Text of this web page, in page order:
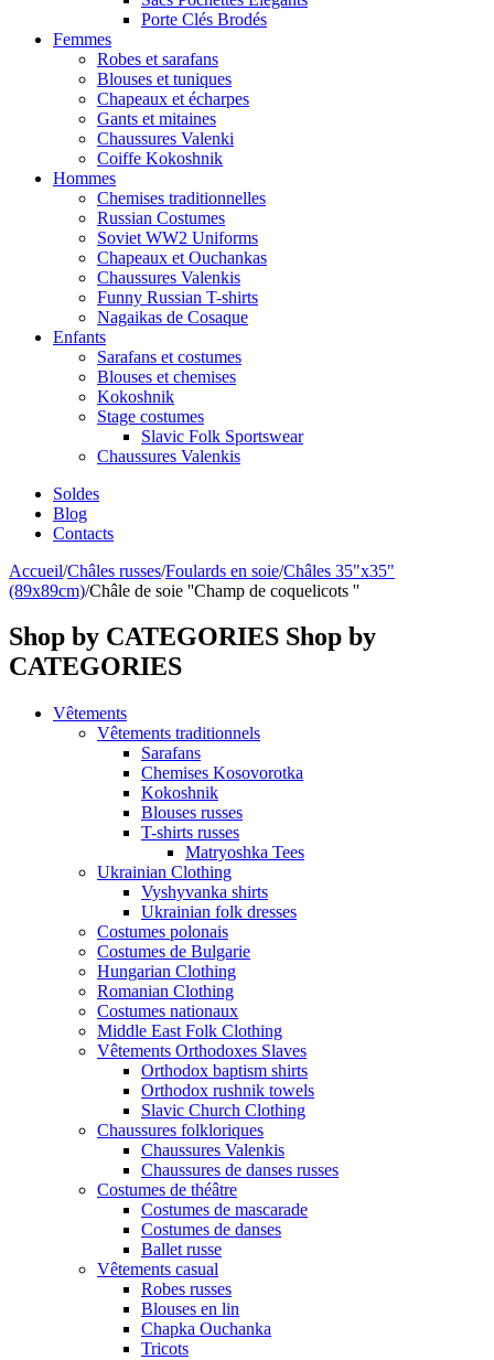
Porte Clés Brodés
Femmes
Robes et sarafans
Blouses et tuniques
Chapeaux et écharpes
Gants et mitaines
Chaussures Valenki
Coiffe Kokoshnik
Hommes
Chemises traditionnelles
Russian Costumes
Soviet WW2 Uniforms
Chapeaux et Ouchankas
Chaussures Valenkis
Funny Russian T-shirts
Nagaikas de Cosaque
Enfants
Sarafans et costumes
Blouses et chemises
Kokoshnik
Stage costumes
Slavic Folk Sportswear
Chaussures Valenkis
Soldes
Blog
Contacts
Accueil/Châles russes/Foulards en soie/Châles 35"x35"
(89x89cm)/Châle de soie ''Champ de coquelicots ''
Shop by CATEGORIES Shop by
CATEGORIES
Vêtements
Vêtements traditionnels
Sarafans
Chemises Kosovorotka
Kokoshnik
Blouses russes
T-shirts russes
Matryoshka Tees
Ukrainian Clothing
Vyshyvanka shirts
Ukrainian folk dresses
Costumes polonais
Costumes de Bulgarie
Hungarian Clothing
Romanian Clothing
Costumes nationaux
Middle East Folk Clothing
Vêtements Orthodoxes Slaves
Orthodox baptism shirts
Orthodox rushnik towels
Slavic Church Clothing
Chaussures folkloriques
Chaussures Valenkis
Chaussures de danses russes
Costumes de théâtre
Costumes de mascarade
Costumes de danses
Ballet russe
Vêtements casual
Robes russes
Blouses en lin
Chapka Ouchanka
Tricots